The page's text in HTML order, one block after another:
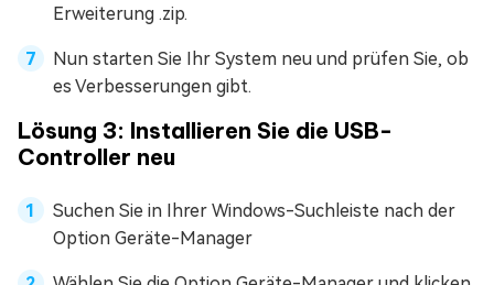
Erweiterung .zip.
Nun starten Sie Ihr System neu und prüfen Sie, ob
es Verbesserungen gibt.
Lösung 3: Installieren Sie die USB-
Controller neu
Suchen Sie in Ihrer Windows-Suchleiste nach der
Option Geräte-Manager